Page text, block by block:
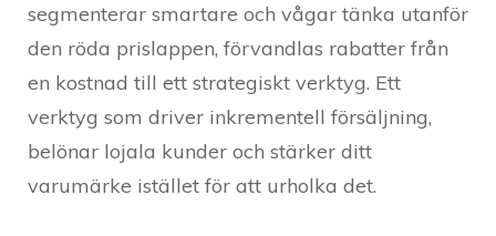
segmenterar smartare och vågar tänka utanför
den röda prislappen, förvandlas rabatter från
en kostnad till ett strategiskt verktyg. Ett
verktyg som driver inkrementell försäljning,
belönar lojala kunder och stärker ditt
varumärke istället för att urholka det.